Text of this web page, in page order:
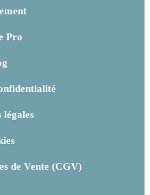
Pro
légales
de Vente (CGV)